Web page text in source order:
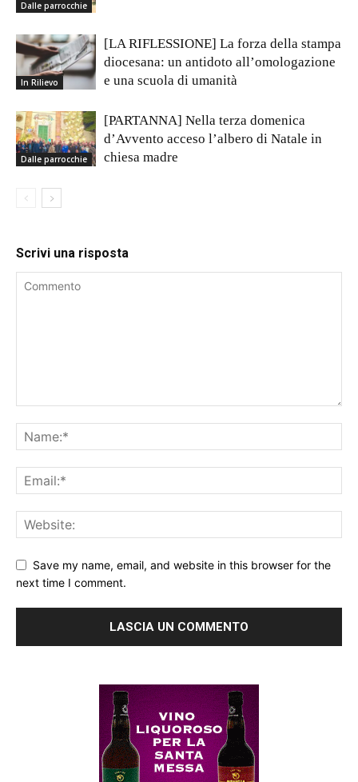
Dalle parrocchie
In Rilievo
[LA RIFLESSIONE] La forza della stampa
diocesana: un antidoto all’omologazione
e una scuola di umanità
Dalle parrocchie
[PARTANNA] Nella terza domenica
d’Avvento acceso l’albero di Natale in
chiesa madre
Scrivi una risposta
Save my name, email, and website in this browser for the
next time I comment.